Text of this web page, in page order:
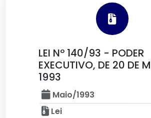
LEI Nº 140/93 - PODER
EXECUTIVO, DE 20 DE
1993
Maio/1993
Lei